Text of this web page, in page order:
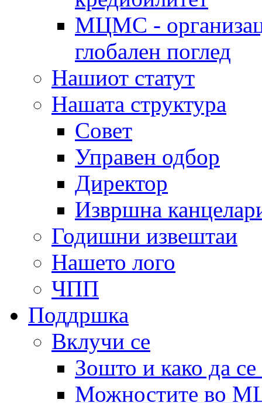
МЦМС -
глобален поглед
Нашиот статут
Нашата структура
Совет
Управен одбор
Директор
Извршна
Годишни извештаи
Нашето лого
ЧПП
Поддршка
Вклучи се
Зошто и како да
Можностите во